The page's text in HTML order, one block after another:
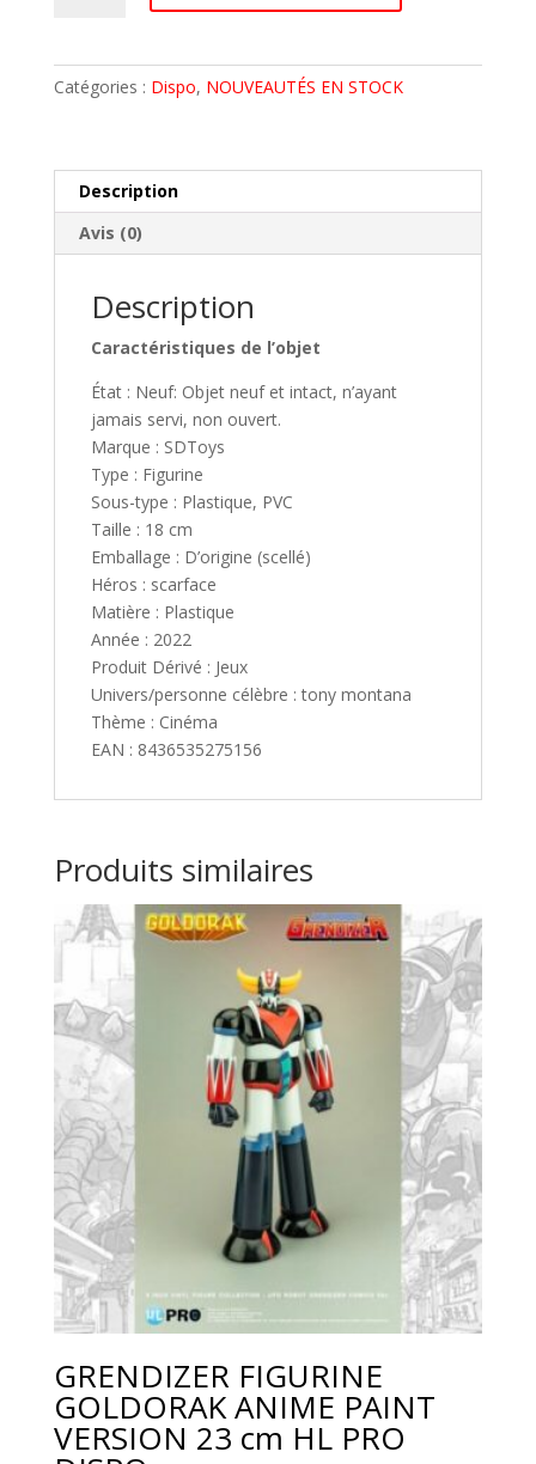
TONY
MONTANA
SD
TOYS
r
v
Catégories : Dispo, NOUVEAUTÉS EN STOCK
Description
Avis (0)
Description
Caractéristiques de l’objet
État : Neuf: Objet neuf et intact, n’ayant
jamais servi, non ouvert.
Marque : SDToys
Type : Figurine
Sous-type : Plastique, PVC
Taille : 18 cm
Emballage : D’origine (scellé)
Héros : scarface
Matière : Plastique
Année : 2022
Produit Dérivé : Jeux
Univers/personne célèbre : tony montana
Thème : Cinéma
EAN : 8436535275156
Produits similaires
GRENDIZER FIGURINE
GOLDORAK ANIME PAINT
VERSION 23 cm HL PRO